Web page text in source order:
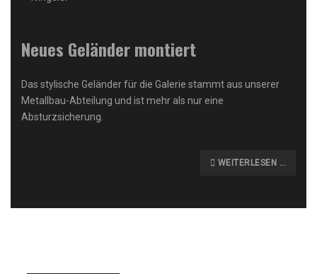
Neues Geländer montiert
Das stylische Geländer für die Galerie stammt aus unserer
Metallbau-Abteilung und ist mehr als nur eine
Absturzsicherung.
WEITERLESEN …